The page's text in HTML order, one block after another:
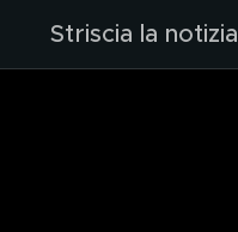
Striscia la notizia